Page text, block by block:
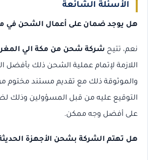
الأسئلة الشائعة
هل يوجد ضمان على أعمال الشحن في
نعم، تتيح شركة شحن من مكة الي
اللازمة لإتمام عملية الشحن ذلك بأفضل
والموثوقة ذلك مع تقديم مستند مختوم
التوقيع عليه من قبل المسؤولين وذلك
على أفضل وجه ممكن.
هل تهتم الشركة بشحن الأجهزة